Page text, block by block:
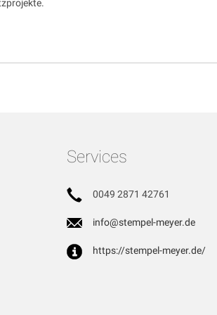
Services
0049 2871 42761
info@stempel-meyer.de
https://stempel-meyer.de/